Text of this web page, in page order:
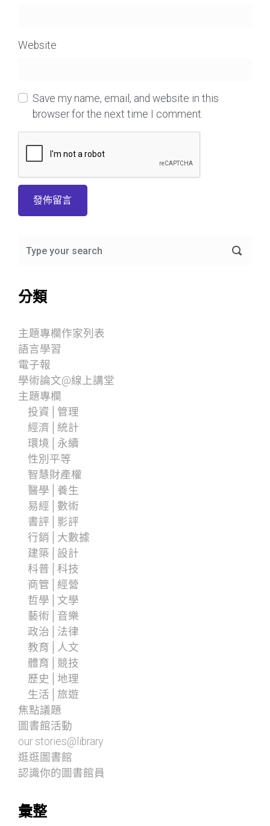
Website
Save my name, email, and website in this
browser for the next time I comment.
分類
主題專欄作家列表
語言學習
電子報
學術論文@線上講堂
主題專欄
投資│管理
經濟│統計
環境│永續
性別平等
智慧財產權
醫學│養生
易經│數術
書評│影評
行銷│大數據
建築│設計
科普│科技
商管│經營
哲學│文學
藝術│音樂
政治│法律
教育│人文
體育│競技
歷史│地理
生活│旅遊
焦點議題
圖書館活動
our stories@library
逛逛圖書館
認識你的圖書館員
彙整